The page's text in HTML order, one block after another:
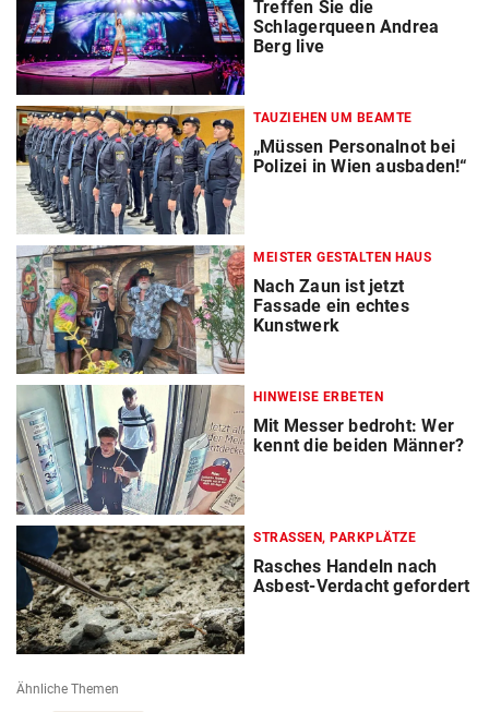
Treffen Sie die
Schlagerqueen Andrea
Berg live
TAUZIEHEN UM BEAMTE
„Müssen Personalnot bei
Polizei in Wien ausbaden!“
MEISTER GESTALTEN HAUS
Nach Zaun ist jetzt
Fassade ein echtes
Kunstwerk
HINWEISE ERBETEN
Mit Messer bedroht: Wer
kennt die beiden Männer?
STRASSEN, PARKPLÄTZE
Rasches Handeln nach
Asbest-Verdacht gefordert
Ähnliche Themen